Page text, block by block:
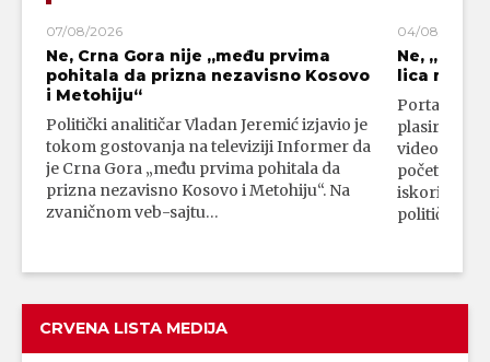
07/08/2026
Ne, Crna Gora nije „među prvima
pohitala da prizna nezavisno Kosovo
i Metohiju“
Politički analitičar Vladan Jeremić izjavio je
tokom gostovanja na televiziji Informer da
je Crna Gora „među prvima pohitala da
prizna nezavisno Kosovo i Metohiju“. Na
zvaničnom veb-sajtu…
04/08/2026
Ne,
lica
Portal 24
plasirali su
video-
početka
iskorišćava
političkim
CRVENA LISTA MEDIJA